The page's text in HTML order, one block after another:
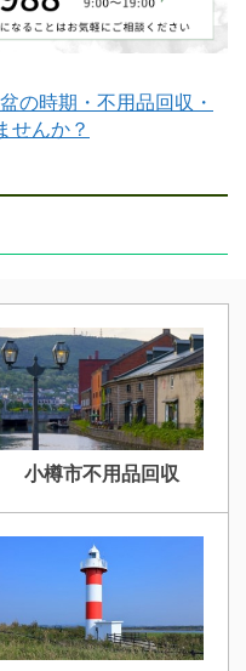
の時期・不用品回収・
せんか？
小樽市不用品回収